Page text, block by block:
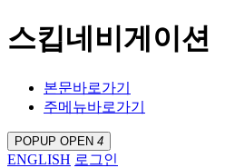
스킵네비게이션
본문바로가기
주메뉴바로가기
POPUP OPEN 4
ENGLISH 로그인